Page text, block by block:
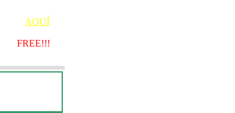
AQUÍ
FREE!!!